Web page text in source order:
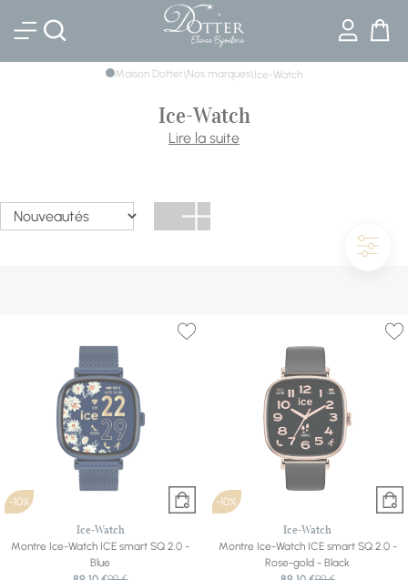
Bijouterie DOTTER
Maison Dotter\Nos marques\Ice-Watch
Ice-Watch
Innovante, créative et intergénérationnelle, Ice Watch
ajoutez une touche de fraîcheur à votre look en adoptant
leurs montres et bijoux.
Lire la suite
-10%
Ice-Watch
Montre Ice-Watch ICE smart SQ 2.0 -
Blue
-10%
Ice-Watch
Montre Ice-Watch ICE smart SQ 2.0 -
Rose-gold - Black